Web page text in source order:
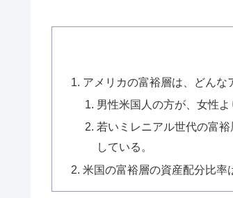
アメリカの富裕層は、どんな
男性米国人の方が、女性
若いミレニアル世代の富
している。
米国の富裕層の資産配分比率